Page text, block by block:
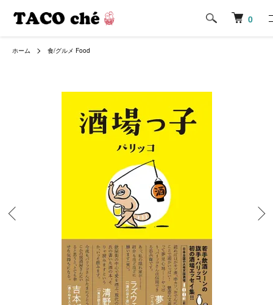
0
ホーム 食/グルメ Food